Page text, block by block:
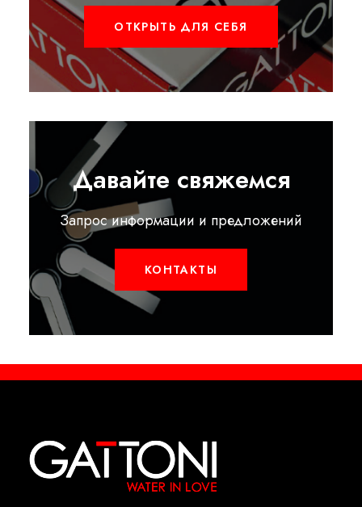
ОТКРЫТЬ ДЛЯ СЕБЯ
Давайте свяжемся
Запрос информации и предложений
КОНТАКТЫ